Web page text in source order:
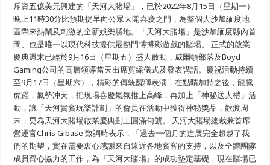
그
랜
오
프
닝
행
사
진
행
待
「天
大
賭
場」
隆
重
開
幕
盛
大
啟
業
典
歡
斥資五億美元興建的「天河大賭場」，已於2022年8月15日（星期一）
晚上11時30分比預期提早向公眾大開喜慶之門，為整個大沙加緬度地
區帶來熱鬧及刺激的全新娛樂勝地。「天河大賭場」是沙加緬度縣內首
間、也是唯一以現代科技提供最熱門博搏彩遊戲的賭場。 正式的啟業
慶典週末已經於9月16日（星期五）盛大啟動，威爾頓部落及Boyd
Gaming公司的高層領導當天出席剪綵儀式及發表講話。慶祝活動持續
至9月17日（星期六），精彩的傳統醒獅表演，在點睛加持之後，龍騰
虎躍，氣勢冲天，把現場喜慶氣氛推上高峰，再加上「神秘送大禮」活
動，讓「天河貴賓玩樂計劃」的會員在活動中獲得神秘獎品，歡渡周
末，更為天河大賭場啟業慶典劃上圓滿句號。 天河大賭場總裁兼首席
營運官Chris Gibase 致詞時表示，「過去一個月的進展完全超越了我
們的期望，實在需要衷心感謝來自遠近各地賓客的支持，以及全體團隊
成員齊心協力的工作，為『天河大賭場』的成功墊定基礎，現在賭場已